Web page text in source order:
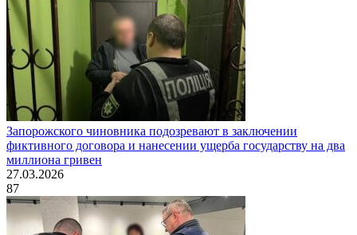
Запорожского чиновника подозревают в заключении
фиктивного договора и нанесении ущерба государству на два
миллиона гривен
27.03.2026
87